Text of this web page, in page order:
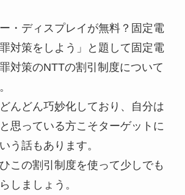
・ディスプレイが無料？固定電
対策をしよう」と題して固定電
対策のNTTの割引制度について
んどん巧妙化しており、自分は
思っている方こそターゲットに
う話もあります。
この割引制度を使って少しでも
しましょう。